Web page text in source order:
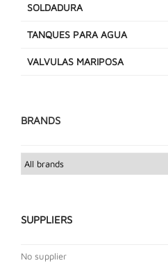
SOLDADURA
TANQUES PARA AGUA
VALVULAS MARIPOSA
BRANDS
SUPPLIERS
No supplier